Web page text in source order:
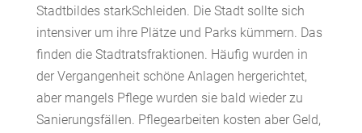
Stadtbildes starkSchleiden. Die Stadt sollte sich
intensiver um ihre Plätze und Parks kümmern. Das
finden die Stadtratsfraktionen. Häufig wurden in
der Vergangenheit schöne Anlagen hergerichtet,
aber mangels Pflege wurden sie bald wieder zu
Sanierungsfällen. Pflegearbeiten kosten aber Geld,